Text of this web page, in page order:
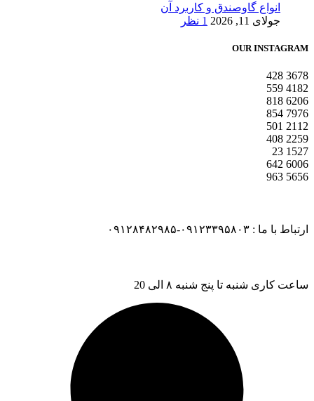
انواع گاوصندق و کاربرد آن
جولای 11, 2026
1 نظر
OUR INSTAGRAM
3678
428
4182
559
6206
818
7976
854
2112
501
2259
408
1527
23
6006
642
5656
963
ارتباط با ما : ۰۹۱۲۳۳۹۵۸۰۳-۰۹۱۲۸۴۸۲۹۸۵
ساعت کاری شنبه تا پنج شنبه ۸ الی 20